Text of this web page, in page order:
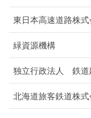
東日本高速道路株式
緑資源機構
独立行政法人 鉄道
北海道旅客鉄道株式